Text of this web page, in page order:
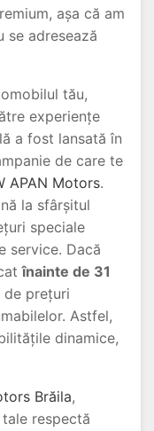
așa că am
se adresează
tău,
experiențe
a fost lansată în
de care te
APAN Motors.
la sfârșitul
speciale
service. Dacă
înainte de 31
prețuri
Astfel,
dinamice,
Brăila,
respectă